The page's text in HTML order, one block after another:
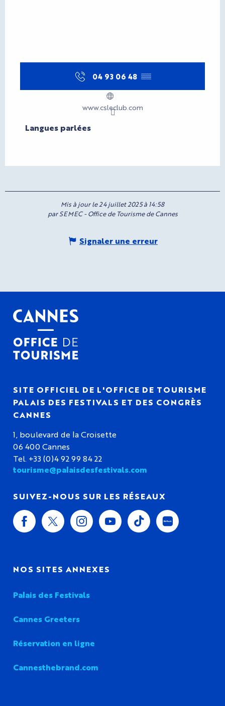
04 93 06 48 ▒▒
www.csleclub.com
Langues parlées
Langues parlées
Mis à jour le 24 juillet 2025 à 14:58
par SEMEC - Office de Tourisme de Cannes
Signaler une erreur
SITE OFFICIEL DE L'OFFICE DE TOURISME
PALAIS DES FESTIVALS ET DES CONGRÈS
CANNES
1, boulevard de la Croisette
06 400 Cannes
Tel. +33 (0)4 92 99 84 22
tourisme@palaisdesfestivals.com
SUIVEZ-NOUS SUR LES RÉSEAUX
NOS SITES ANNEXES
Palais des Festivals
Cannes Greeters
Réservation en ligne
Cannesthebrand.com